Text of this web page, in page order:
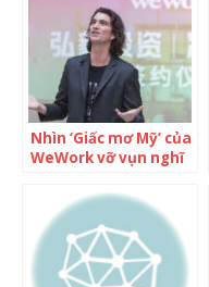
Nhìn ‘Giấc mơ Mỹ’ của
WeWork vỡ vụn nghĩ
tư rót tiền vào bất kỳ
công ty nào có chữ AI
trong tên, nguy cơ
bong bóng sắp vỡ
tung